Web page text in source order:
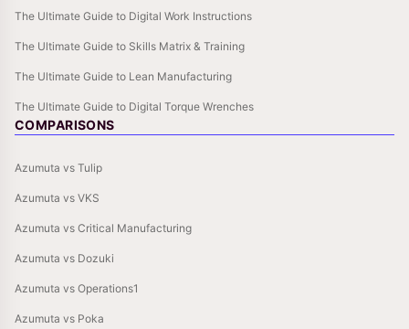
The Ultimate Guide to Digital Work Instructions
The Ultimate Guide to Skills Matrix & Training
The Ultimate Guide to Lean Manufacturing
The Ultimate Guide to Digital Torque Wrenches
COMPARISONS
Azumuta vs Tulip
Azumuta vs VKS
Azumuta vs Critical Manufacturing
Azumuta vs Dozuki
Azumuta vs Operations1
Azumuta vs Poka